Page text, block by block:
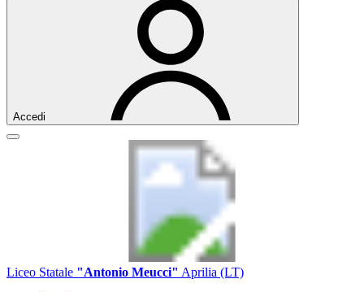
Accedi
Liceo Statale "Antonio Meucci" Aprilia (LT)